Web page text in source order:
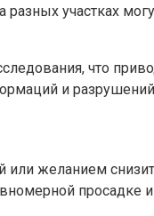
участках
что
и
желанием
просадке